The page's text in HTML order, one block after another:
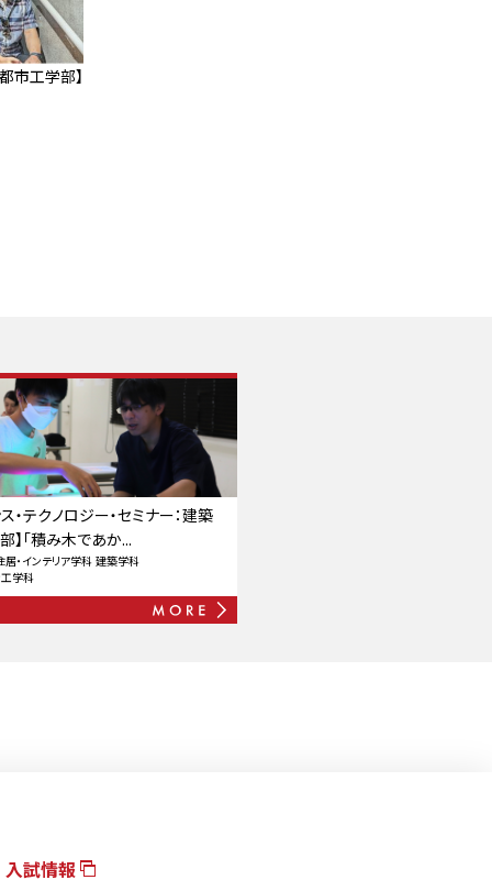
市工学部】
・テクノロジー・セミナー：建築
】「積み木であか...
居・インテリア学科 建築学科
学科
入試情報